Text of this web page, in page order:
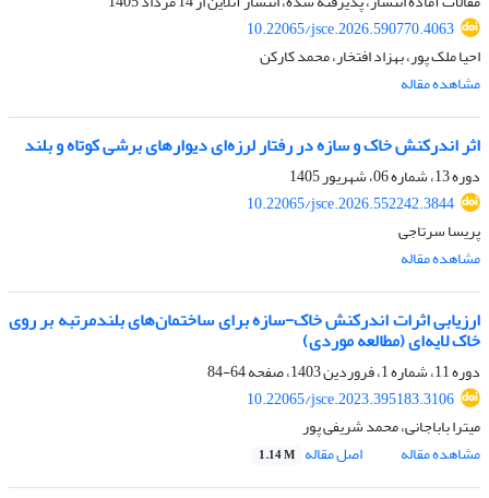
10.22065/jsce.2026.590770.4063
احیا ملک پور، بهزاد افتخار، محمد کارکن
مشاهده مقاله
اثر اندرکنش خاک و سازه در رفتار لرزه‌ای دیوارهای برشی کوتاه و بلند
دوره 13، شماره 06، شهریور 1405
10.22065/jsce.2026.552242.3844
پریسا سرتاجی
مشاهده مقاله
ارزیابی اثرات اندرکنش خاک-سازه برای ساختمان‌های بلند‌مرتبه بر روی
خاک لایه‌ای (مطالعه موردی)
دوره 11، شماره 1، فروردین 1403، صفحه
64-84
10.22065/jsce.2023.395183.3106
میترا باباجانی، محمد شریفی پور
مشاهده مقاله
اصل مقاله 1.14 M